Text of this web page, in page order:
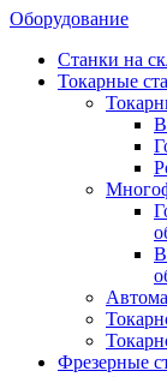
Оборудование
Станки на
Токарные
Фрезерные